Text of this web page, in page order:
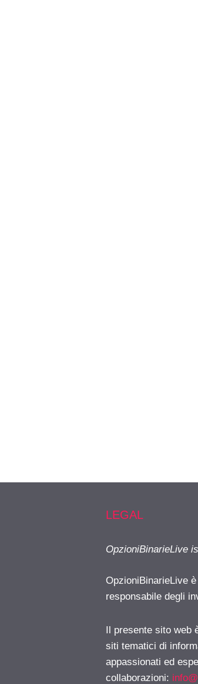
LEGAL
OpzioniBinarieLive
OpzioniBinarieLive
responsabile degli
Il presente sito web
siti tematici di
appassionati ed
collaborazioni: